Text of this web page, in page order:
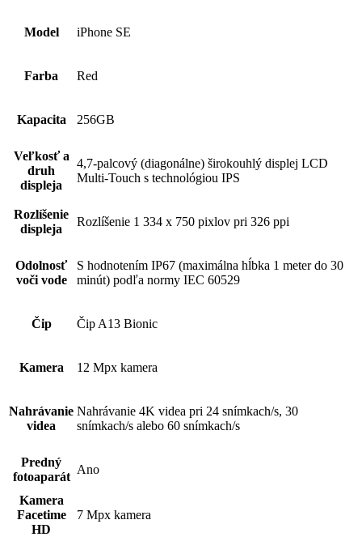
Model iPhone SE
Farba Red
Kapacita 256GB
Veľkosť a
druh
displeja
4,7-palcový (diagonálne) širokouhlý displej LCD
Multi-Touch s technológiou IPS
Rozlíšenie
displeja
Rozlíšenie 1 334 x 750 pixlov pri 326 ppi
Odolnosť
voči vode
S hodnotením IP67 (maximálna hĺbka 1 meter do 30
minút) podľa normy IEC 60529
Čip Čip A13 Bionic
Kamera 12 Mpx kamera
Nahrávanie
videa
Nahrávanie 4K videa pri 24 snímkach/s, 30
snímkach/s alebo 60 snímkach/s
Predný
fotoaparát
Ano
Kamera
Facetime
HD
7 Mpx kamera